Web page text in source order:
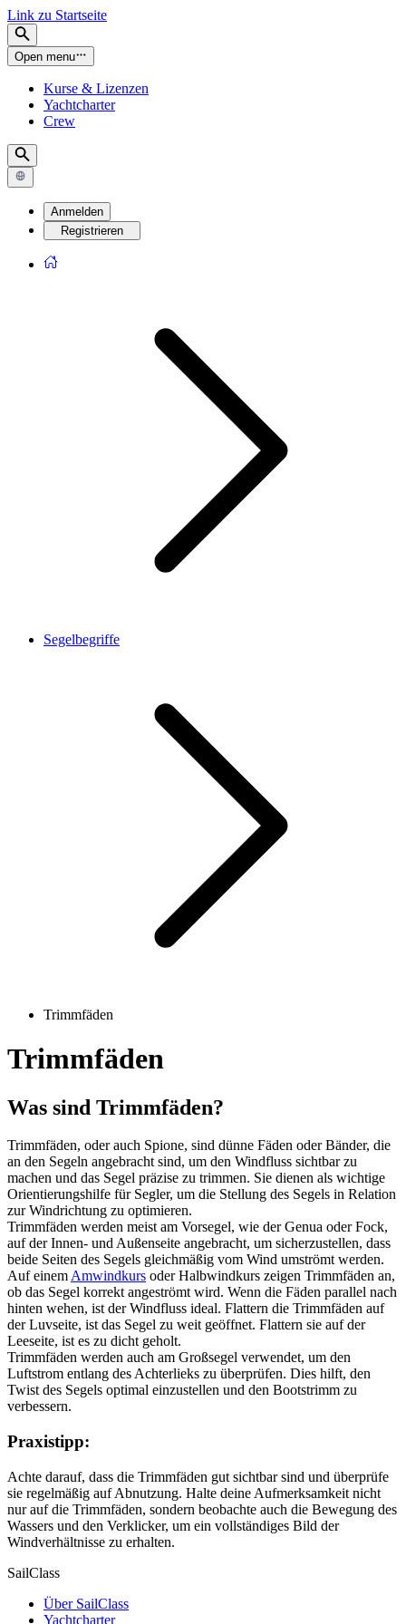
Link zu Startseite
Open menu
Kurse & Lizenzen
Yachtcharter
Crew
Anmelden
Registrieren
Segelbegriffe
Trimmfäden
Trimmfäden
Was sind Trimmfäden?
Trimmfäden, oder auch Spione, sind dünne Fäden oder Bänder, die
an den Segeln angebracht sind, um den Windfluss sichtbar zu
machen und das Segel präzise zu trimmen. Sie dienen als wichtige
Orientierungshilfe für Segler, um die Stellung des Segels in Relation
zur Windrichtung zu optimieren.
Trimmfäden werden meist am Vorsegel, wie der Genua oder Fock,
auf der Innen- und Außenseite angebracht, um sicherzustellen, dass
beide Seiten des Segels gleichmäßig vom Wind umströmt werden.
Auf einemAmwindkurs oder Halbwindkurs zeigen Trimmfäden an,
ob das Segel korrekt angeströmt wird. Wenn die Fäden parallel nach
hinten wehen, ist der Windfluss ideal. Flattern die Trimmfäden auf
der Luvseite, ist das Segel zu weit geöffnet. Flattern sie auf der
Leeseite, ist es zu dicht geholt.
Trimmfäden werden auch am Großsegel verwendet, um den
Luftstrom entlang des Achterlieks zu überprüfen. Dies hilft, den
Twist des Segels optimal einzustellen und den Bootstrimm zu
verbessern.
Praxistipp:
Achte darauf, dass die Trimmfäden gut sichtbar sind und überprüfe
sie regelmäßig auf Abnutzung. Halte deine Aufmerksamkeit nicht
nur auf die Trimmfäden, sondern beobachte auch die Bewegung des
Wassers und den Verklicker, um ein vollständiges Bild der
Windverhältnisse zu erhalten.
SailClass
Über SailClass
Yachtcharter